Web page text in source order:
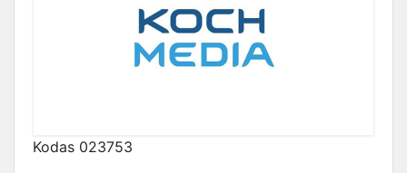
Kodas 023753